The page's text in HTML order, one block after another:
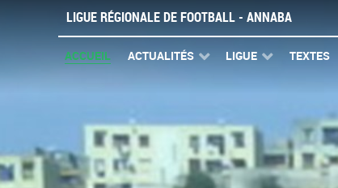
LIGUE RÉGIONALE DE FOOTBALL - ANNABA
ACCUEIL ACTUALITÉS LIGUE TEXTES